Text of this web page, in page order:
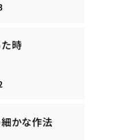
時
かな作法